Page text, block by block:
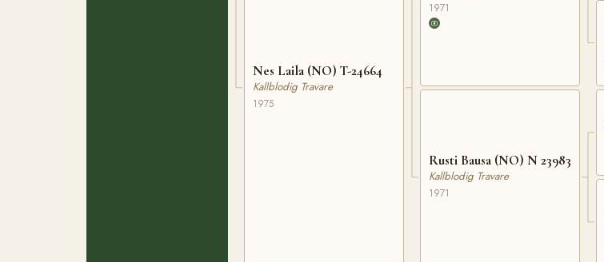
Nes Laila (NO) T-24664
Kallblodig Travare
1975
1971
Rusti Bausa (NO) N 23983
Kallblodig Travare
1971